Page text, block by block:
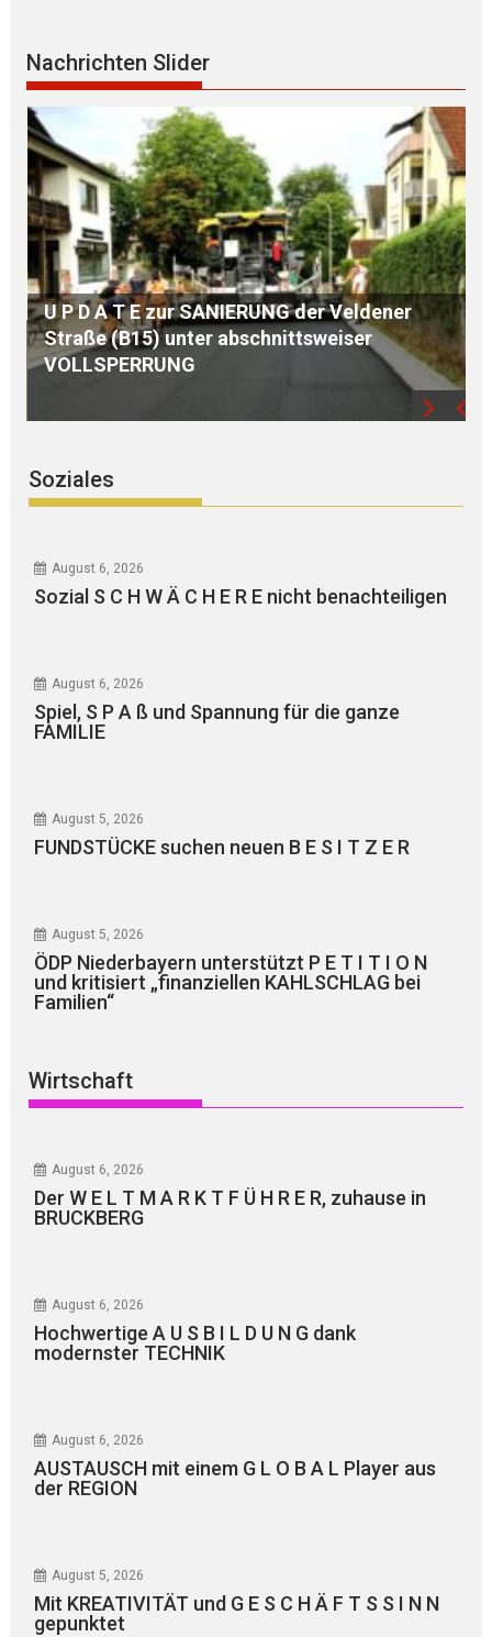
Nachrichten Slider
Veldener
S E G N U N G des WEGKREUZES
Birkenberg
Soziales
August 6, 2026
Sozial S C H W Ä C H E R E nicht benachteiligen
August 6, 2026
Spiel, S P A ß und Spannung für die ganze
FAMILIE
August 5, 2026
FUNDSTÜCKE suchen neuen B E S I T Z E R
August 5, 2026
ÖDP Niederbayern unterstützt P E T I T I O N
und kritisiert „finanziellen KAHLSCHLAG bei
Familien“
Wirtschaft
August 6, 2026
Der W E L T M A R K T F Ü H R E R, zuhause in
BRUCKBERG
August 6, 2026
Hochwertige A U S B I L D U N G dank
modernster TECHNIK
August 6, 2026
AUSTAUSCH mit einem G L O B A L Player aus
der REGION
August 5, 2026
Mit KREATIVITÄT und G E S C H Ä F T S S I N N
gepunktet